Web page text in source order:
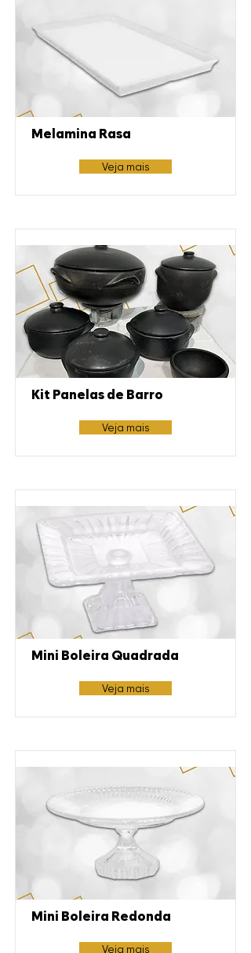
Melamina Rasa
Veja mais
Kit Panelas de Barro
Veja mais
Mini Boleira Quadrada
Veja mais
Mini Boleira Redonda
Veja mais